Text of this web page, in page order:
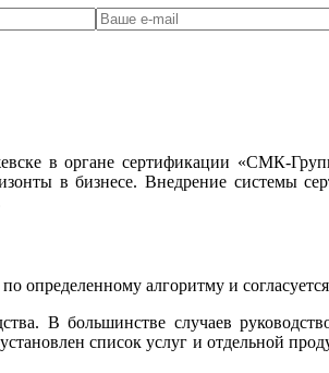
в органе сертификации «СМК-
в бизнесе. Внедрение системы
алгоритму и
В большинстве случаев
список услуг и отдельной